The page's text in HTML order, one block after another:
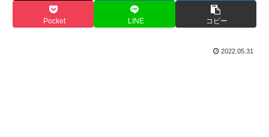
Pocket LINE コピー
2022.05.31